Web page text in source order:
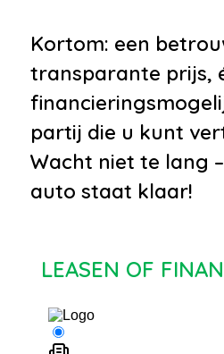
Kortom: een
transparante prijs,
partij die u kunt
Wacht niet te lang
auto staat klaar!
LEASEN OF